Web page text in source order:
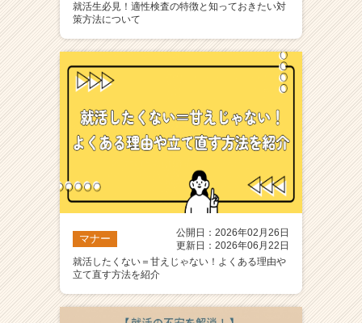
就活生必見！適性検査の特徴と知っておきたい対
策方法について
マナー
公開日：2026年02月26日
更新日：2026年06月22日
就活したくない＝甘えじゃない！よくある理由や
立て直す方法を紹介